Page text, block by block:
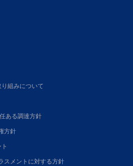
組みについて
ある調達方針
方針
スメントに対する方針